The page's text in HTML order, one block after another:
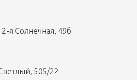
я Солнечная, 49б
505/22